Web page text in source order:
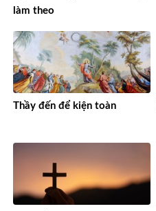
làm theo
Thầy đến để kiện toàn